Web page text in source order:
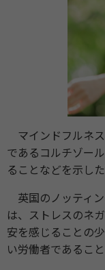
マインドフルネ
であるコルチゾー
ることなどを示し
英国のノッティ
は、ストレスのネ
安を感じることの
い労働者であるこ